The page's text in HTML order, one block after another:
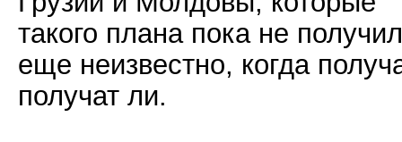
такого плана пока не
еще неизвестно, когда
получат ли.